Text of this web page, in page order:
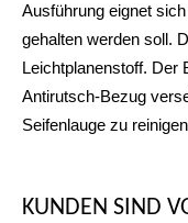
Ausführung eignet
gehalten werden soll.
Leichtplanenstoff. Der
Antirutsch-Bezug
Seifenlauge zu
KUNDEN SIND